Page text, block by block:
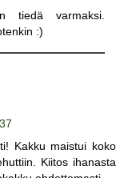
varmaksi.
:)
Kakku maistui koko
Kiitos ihanasta